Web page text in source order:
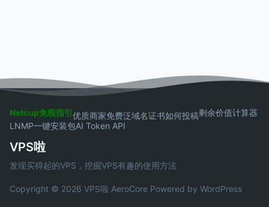
Netcup免税指引优质商家免费泛域名证书如何投稿剩余价值计算器
LNMP一键安装包AI Token API
VPS啦
发现买得起的VPS，挖掘VPS有趣的使用方法
Copyright © 2026 VPS啦 AeroCore Powered by WordPress